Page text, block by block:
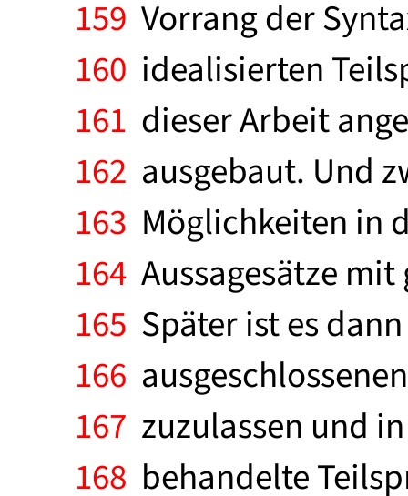
159 Vorrang der
160 idealisierten
161 dieser Arbeit
162 ausgebaut. Und
163 Möglichkeiten in
164 Aussagesätze
165 Später ist es
166
167 zuzulassen und
168 behandelte